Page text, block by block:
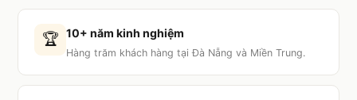
🏆 10+ năm kinh nghiệm
Hàng trăm khách hàng tại Đà Nẵng và Miền Trung.